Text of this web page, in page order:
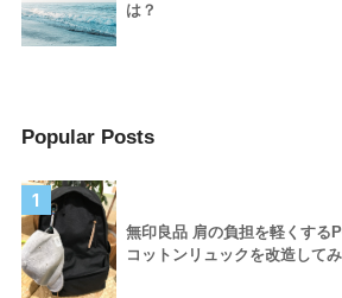
は？
Popular Posts
1
無印良品 肩の負担を軽くする
コットンリュックを改造して